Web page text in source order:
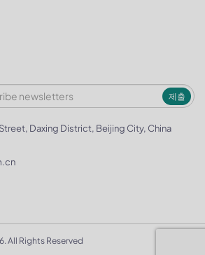
제출
Daxing District, Beijing City, China
All Rights Reserved